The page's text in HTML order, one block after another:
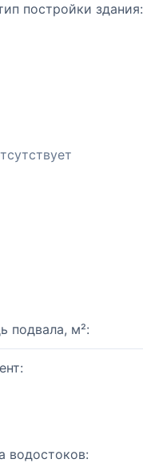
постройки здания:
подвала, м²:
водостоков: